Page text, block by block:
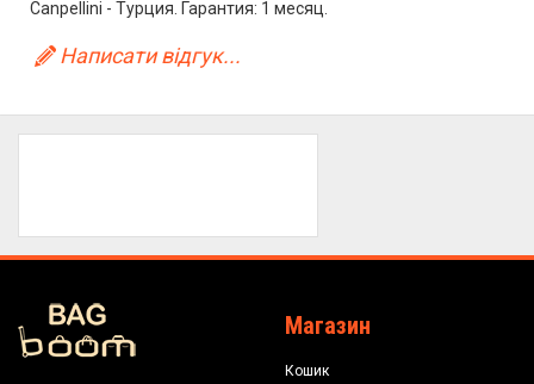
Canpellini - Турция. Гарантия: 1 месяц.
Написати відгук...
Магазин
Кошик